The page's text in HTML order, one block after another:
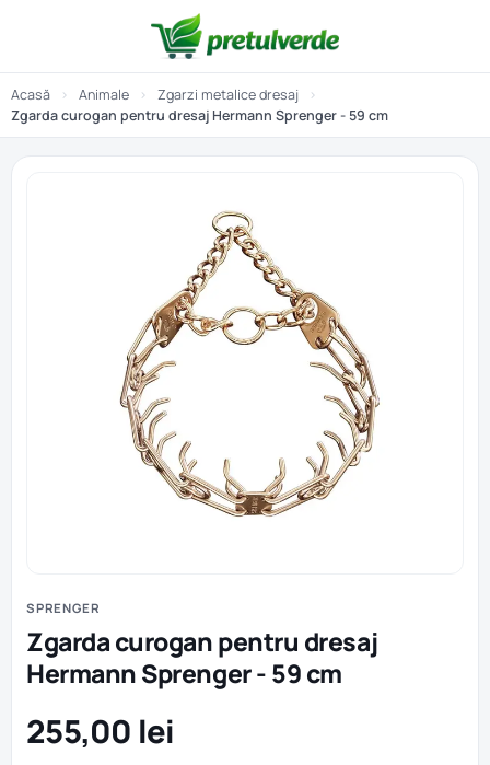
Acasă › Animale › Zgarzi metalice dresaj
›
Zgarda curogan pentru dresaj Hermann Sprenger - 59 cm
SPRENGER
Zgarda curogan pentru dresaj
Hermann Sprenger - 59 cm
255,00 lei